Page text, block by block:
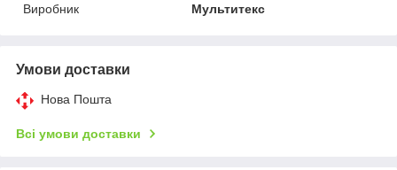
Виробник
Мультитекс
Умови доставки
Нова Пошта
Всі умови доставки